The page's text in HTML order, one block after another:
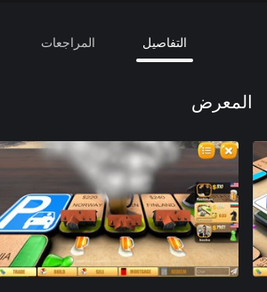
التفاصيل المراجعات
المعرض